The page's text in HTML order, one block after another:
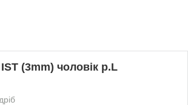
(3mm) чоловік р.L